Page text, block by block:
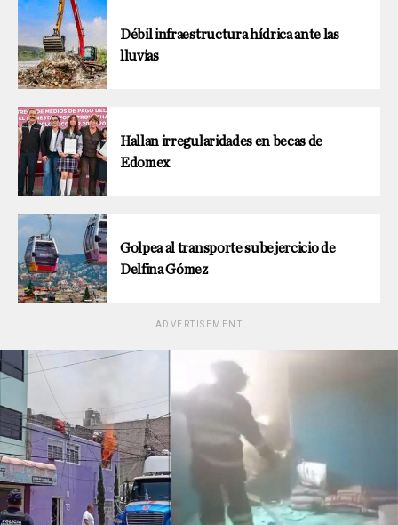
Débil infraestructura hídrica ante las
lluvias
Hallan irregularidades en becas de
Edomex
Golpea al transporte subejercicio de
Delfina Gómez
ADVERTISEMENT